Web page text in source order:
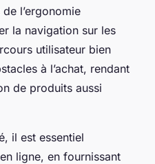
l’ergonomie
la navigation sur les
utilisateur bien
à l’achat, rendant
de produits aussi
il est essentiel
ligne, en fournissant